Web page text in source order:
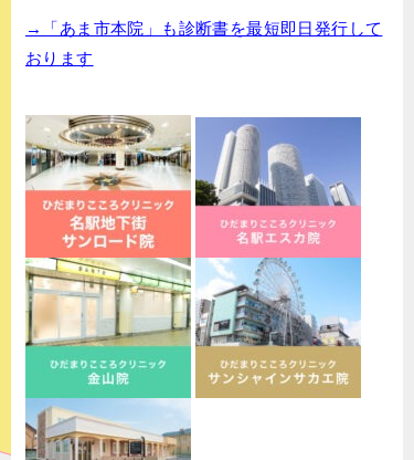
→「あま市本院」も診断書を最短即日発行して
おります